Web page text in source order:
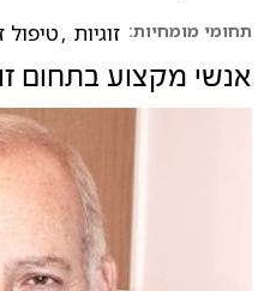
תחומי מומחיות: זוגיות ,טיפול
אנשי מקצוע בתחום